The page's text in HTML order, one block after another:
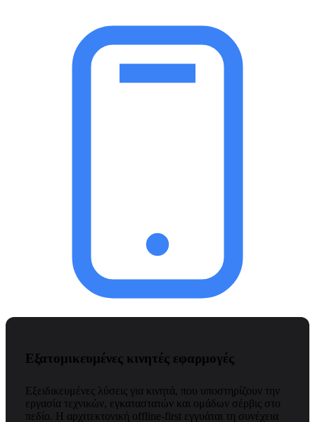
Εξατομικευμένες κινητές εφαρμογές
Εξειδικευμένες λύσεις για κινητά, που υποστηρίζουν την
εργασία τεχνικών, εγκαταστατών και ομάδων σέρβις στο
πεδίο. Η αρχιτεκτονική offline-first εγγυάται τη συνέχεια